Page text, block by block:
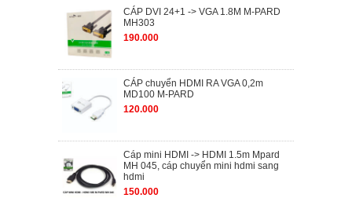
CÁP DVI 24+1 -> VGA 1.8M M-PARD
MH303
190.000
CÁP chuyển HDMI RA VGA 0,2m
MD100 M-PARD
120.000
Cáp mini HDMI -> HDMI 1.5m Mpard
MH 045, cáp chuyển mini hdmi sang
hdmi
150.000